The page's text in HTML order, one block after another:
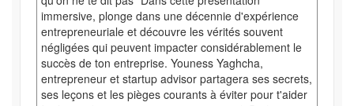
immersive, plonge dans une décennie d'expérience
entrepreneuriale et découvre les vérités souvent
négligées qui peuvent impacter considérablement le
succès de ton entreprise. Youness Yaghcha,
entrepreneur et startup advisor partagera ses secrets,
ses leçons et les pièges courants à éviter pour t'aider